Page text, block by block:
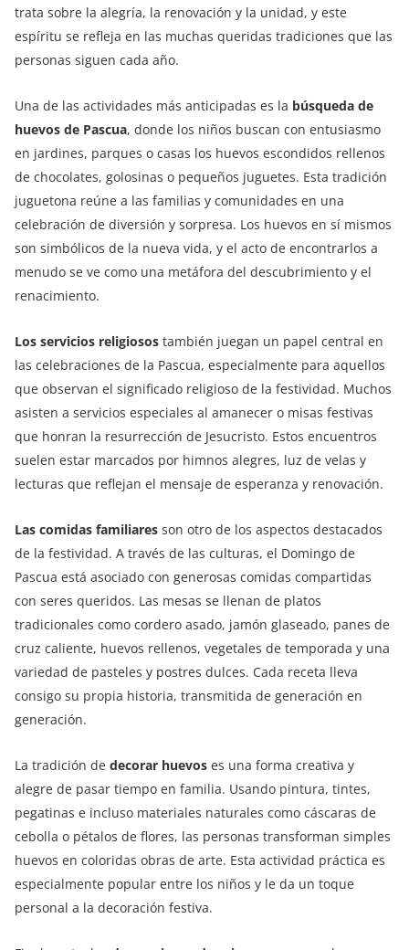
trata sobre la alegría, la renovación y la unidad, y este
espíritu se refleja en las muchas queridas tradiciones que las
personas siguen cada año.
Una de las actividades más anticipadas es la búsqueda de
huevos de Pascua, donde los niños buscan con entusiasmo
en jardines, parques o casas los huevos escondidos rellenos
de chocolates, golosinas o pequeños juguetes. Esta tradición
juguetona reúne a las familias y comunidades en una
celebración de diversión y sorpresa. Los huevos en sí mismos
son simbólicos de la nueva vida, y el acto de encontrarlos a
menudo se ve como una metáfora del descubrimiento y el
renacimiento.
Los servicios religiosos también juegan un papel central en
las celebraciones de la Pascua, especialmente para aquellos
que observan el significado religioso de la festividad. Muchos
asisten a servicios especiales al amanecer o misas festivas
que honran la resurrección de Jesucristo. Estos encuentros
suelen estar marcados por himnos alegres, luz de velas y
lecturas que reflejan el mensaje de esperanza y renovación.
Las comidas familiares son otro de los aspectos destacados
de la festividad. A través de las culturas, el Domingo de
Pascua está asociado con generosas comidas compartidas
con seres queridos. Las mesas se llenan de platos
tradicionales como cordero asado, jamón glaseado, panes de
cruz caliente, huevos rellenos, vegetales de temporada y una
variedad de pasteles y postres dulces. Cada receta lleva
consigo su propia historia, transmitida de generación en
generación.
La tradición de decorar huevos es una forma creativa y
alegre de pasar tiempo en familia. Usando pintura, tintes,
pegatinas e incluso materiales naturales como cáscaras de
cebolla o pétalos de flores, las personas transforman simples
huevos en coloridas obras de arte. Esta actividad práctica es
especialmente popular entre los niños y le da un toque
personal a la decoración festiva.